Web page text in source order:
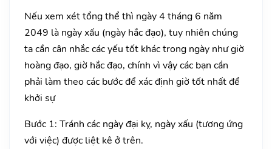
Nếu xem xét tổng thể thì ngày 4 tháng 6 năm
2049 là ngày xấu (ngày hắc đạo), tuy nhiên chúng
ta cần cân nhắc các yếu tốt khác trong ngày như giờ
hoàng đạo, giờ hắc đạo, chính vì vậy các bạn cần
phải làm theo các bước để xác định giờ tốt nhất để
khởi sự
Bước 1: Tránh các ngày đại kỵ, ngày xấu (tương ứng
với việc) được liệt kê ở trên.